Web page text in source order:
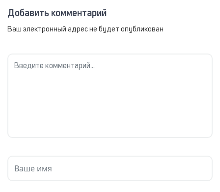
Добавить комментарий
Ваш электронный адрес не будет опубликован